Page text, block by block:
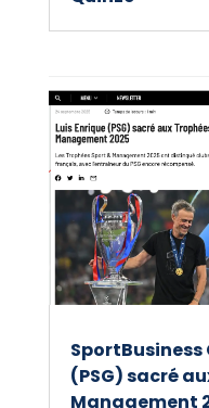
SportBusiness
(PSG) sacré
Management